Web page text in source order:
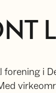
forening i